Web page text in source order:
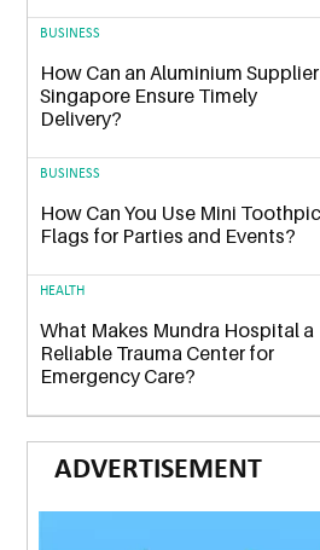
BUSINESS
How Can an Aluminium Supplier
Singapore Ensure Timely
Delivery?
BUSINESS
How Can You Use Mini
Flags for Parties and Events?
HEALTH
What Makes Mundra Hospital a
Reliable Trauma Center for
Emergency Care?
ADVERTISEMENT